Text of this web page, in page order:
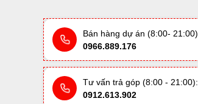
Bán hàng dự án (8:00- 21:00)
0966.889.176
Tư vấn trả góp (8:00 - 21:00):
0912.613.902